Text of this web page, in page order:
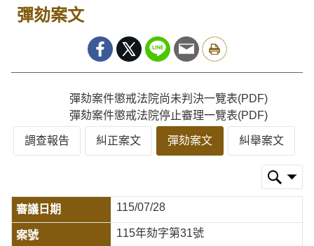
彈劾案文
彈劾案件懲戒法院尚未判決一覽表(PDF)
彈劾案件懲戒法院停止審理一覽表(PDF)
調查報告 糾正案文 彈劾案文 糾舉案文
115/07/28
115年劾字第31號